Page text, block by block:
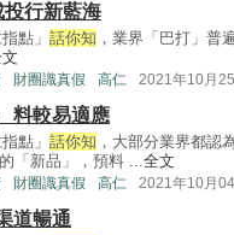
行新藍海
點」 話你知 ，業界「巴打」普
財圈識真假 高仁 2021年10月
料較易適應
點」 話你知 ，大部分業界都認
「新品」，預料 ...全文
財圈識真假 高仁 2021年10月
道暢通